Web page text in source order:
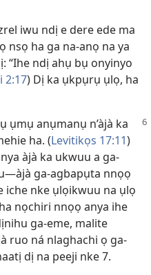
iwu ndị e dere ede ma
nsọ ha ga na-anọ na ya
“Ihe ndị ahụ bụ onyinyo
2:17) Dị ka ụkpụrụ ụlọ, ha
ụmụ anụmanụ n’àjà ka
ha. (Levitikọs 17:11)
àjà ka ukwuu a ga-
ga-agbapụta nnọọ
iche nke ụlọikwuu na ụlọ
nọchiri nnọọ anya ihe
ga-eme, malite
ruo ná nlaghachi ọ ga-
dị na peeji nke 7.